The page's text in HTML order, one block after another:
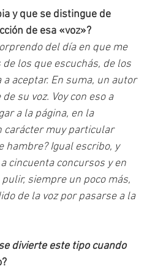
y que se distingue de
de esa «voz»?
del día en que me
los que escuchás, de los
a aceptar. En suma, un autor
su voz. Voy con eso a
a la página, en la
carácter muy particular
hambre? Igual escribo, y
cincuenta concursos y en
siempre un poco más,
de la voz por pasarse a la
divierte este tipo cuando